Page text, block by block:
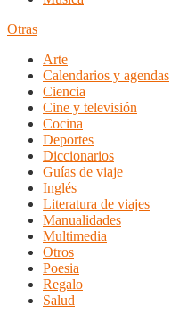
Otras
Arte
Calendarios y agendas
Ciencia
Cine y televisión
Cocina
Deportes
Diccionarios
Guías de viaje
Inglés
Literatura de viajes
Manualidades
Multimedia
Otros
Poesia
Regalo
Salud